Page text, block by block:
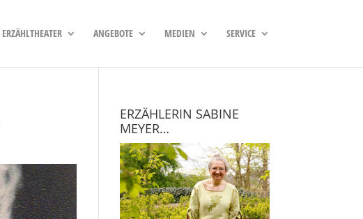
ERZÄHLTHEATER ANGEBOTE MEDIEN SERVICE
ERZÄHLERIN SABINE
MEYER…